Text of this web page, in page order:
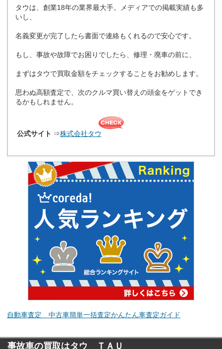
タウは、創業18年の業界最大手。メディアでの掲載実績も多
いし、
名義変更が完了したら書面で連絡もくれるので安心です。
もし、事故や故障でお困りでしたら、修理・廃車の前に、
まずはタウで買取金額をチェックすることをお勧めします。
思わぬ高額査定で、次のクルマ買い替えの頭金をゲットでき
るかもしれません。
公式サイト ⇒株式会社タウ
自動車査定 中古車簡単一括査定かんたん車査定ガイド
事故車の買取はタウ ＴＡＵ